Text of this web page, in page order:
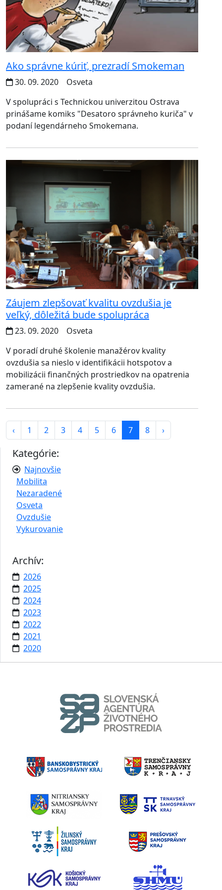
Ako správne kúriť, prezradí Smokeman
30. 09. 2020
Osveta
V spolupráci s Technickou univerzitou Ostrava
prinášame komiks "Desatoro správneho kuriča" v
podaní legendárneho Smokemana.
Záujem zlepšovať kvalitu ovzdušia je
veľký, dôležitá bude spolupráca
23. 09. 2020
Osveta
V poradí druhé školenie manažérov kvality
ovzdušia sa nieslo v identifikácii hotspotov a
mobilizácii finančných prostriedkov na opatrenia
zamerané na zlepšenie kvality ovzdušia.
‹ 1 2 3 4 5 6 7 8 ›
Kategórie:
Najnovšie
Mobilita
Nezaradené
Osveta
Ovzdušie
Vykurovanie
Archív:
2026
2025
2024
2023
2022
2021
2020